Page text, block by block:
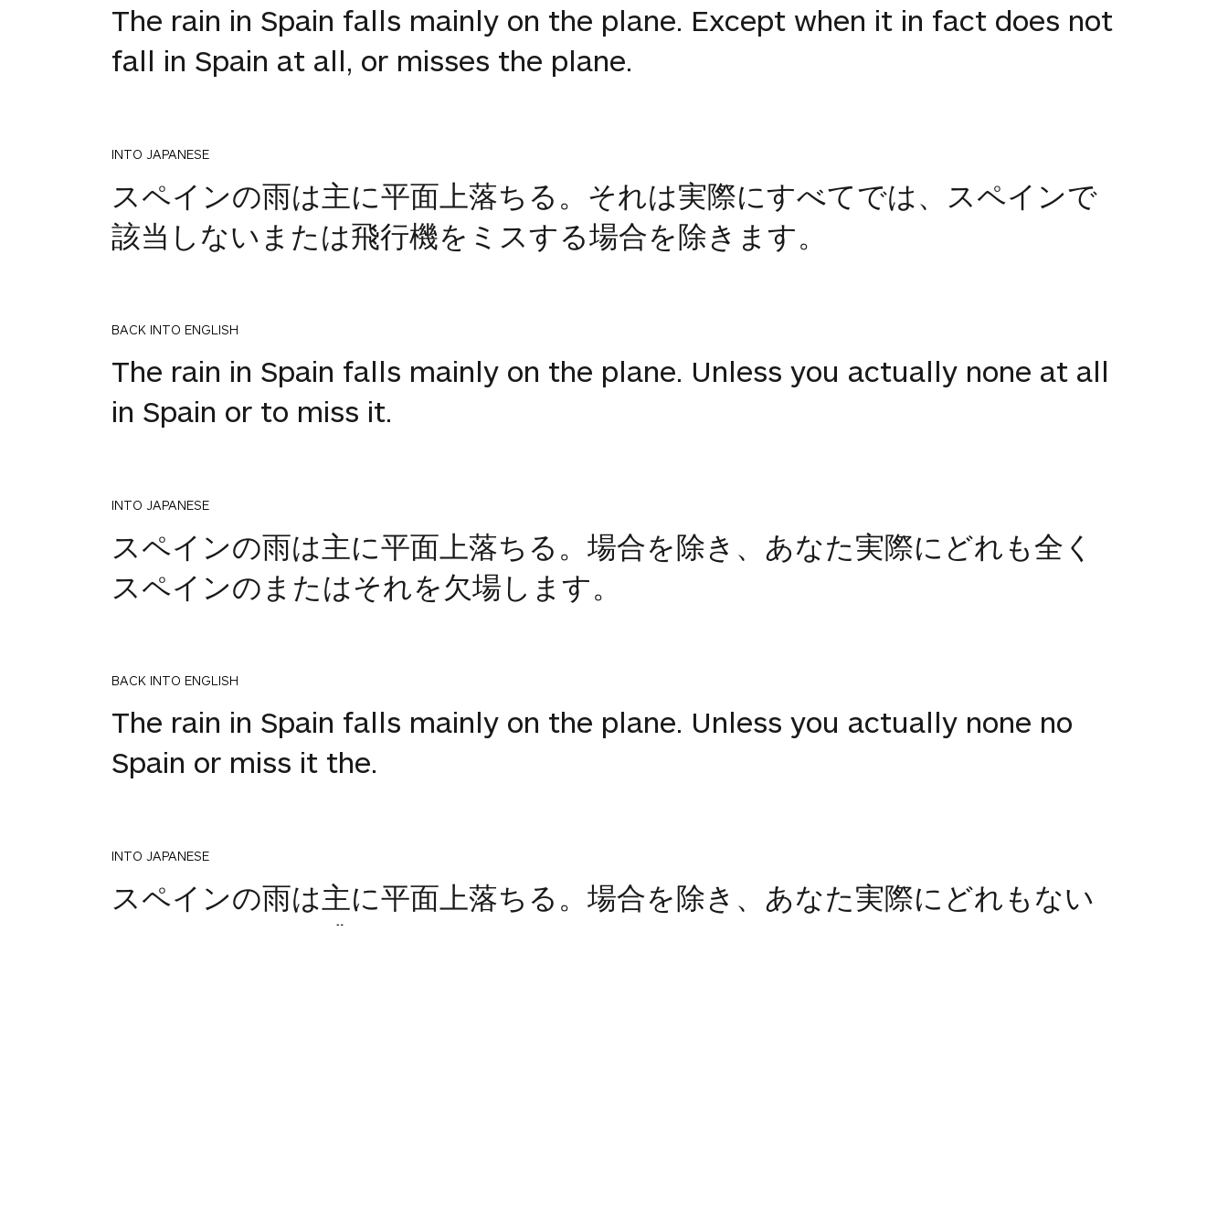
The rain in Spain falls mainly on the plane. Except when it in fact does not
fall in Spain at all, or misses the plane.
INTO JAPANESE
スペインの雨は主に平面上落ちる。それは実際にすべてでは、スペインで
該当しないまたは飛行機をミスする場合を除きます。
BACK INTO ENGLISH
The rain in Spain falls mainly on the plane. Unless you actually none at all
in Spain or to miss it.
INTO JAPANESE
スペインの雨は主に平面上落ちる。場合を除き、あなた実際にどれも全く
スペインのまたはそれを欠場します。
BACK INTO ENGLISH
The rain in Spain falls mainly on the plane. Unless you actually none no
Spain or miss it the.
INTO JAPANESE
スペインの雨は主に平面上落ちる。場合を除き、あなた実際にどれもない
スペインそれを逃すか。